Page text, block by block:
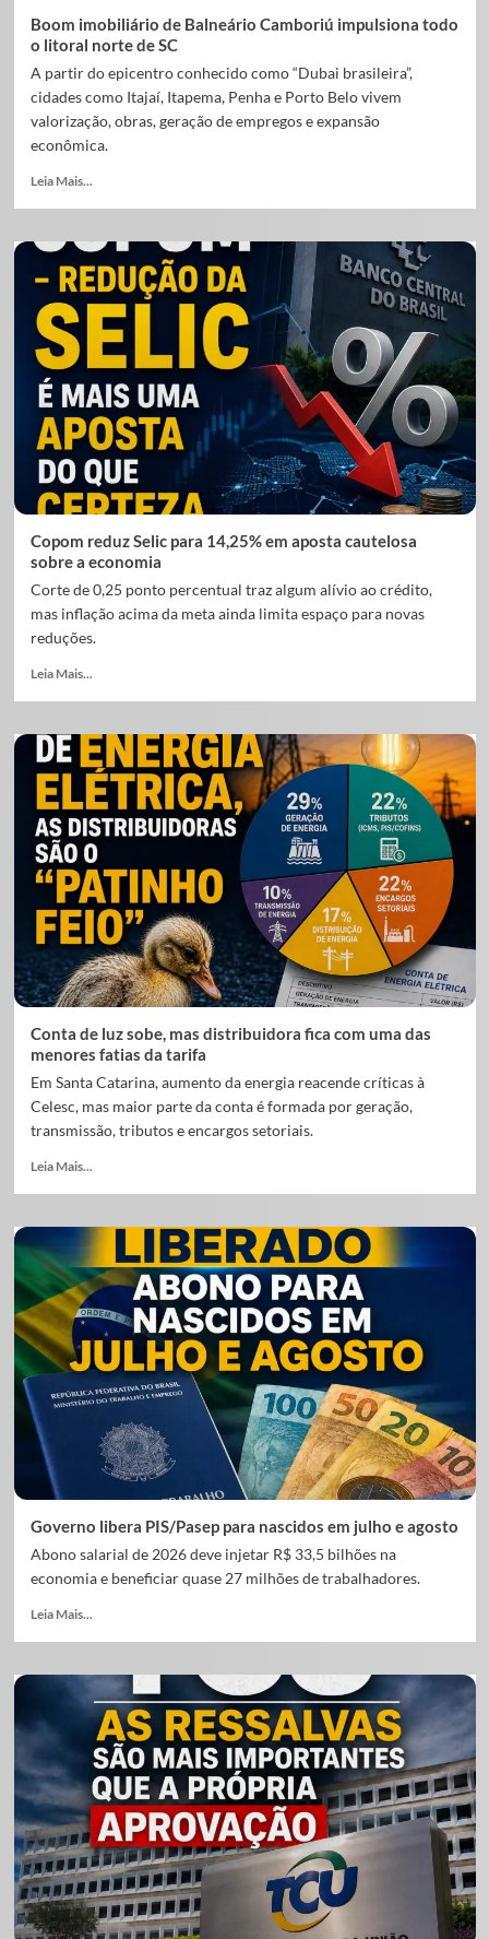
Boom imobiliário de Balneário Camboriú impulsiona todo
o litoral norte de SC
A partir do epicentro conhecido como “Dubai brasileira”,
cidades como Itajaí, Itapema, Penha e Porto Belo vivem
valorização, obras, geração de empregos e expansão
econômica.
Leia Mais...
Copom reduz Selic para 14,25% em aposta cautelosa
sobre a economia
Corte de 0,25 ponto percentual traz algum alívio ao crédito,
mas inflação acima da meta ainda limita espaço para novas
reduções.
Leia Mais...
Conta de luz sobe, mas distribuidora fica com uma das
menores fatias da tarifa
Em Santa Catarina, aumento da energia reacende críticas à
Celesc, mas maior parte da conta é formada por geração,
transmissão, tributos e encargos setoriais.
Leia Mais...
Governo libera PIS/Pasep para nascidos em julho e agosto
Abono salarial de 2026 deve injetar R$ 33,5 bilhões na
economia e beneficiar quase 27 milhões de trabalhadores.
Leia Mais...